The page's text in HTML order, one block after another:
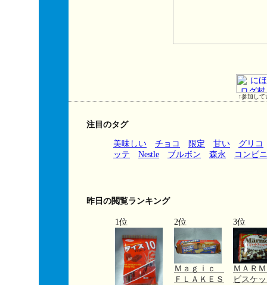
↑参加して
注目のタグ
美味しい チョコ 限定 甘い
グリコ
ッテ
Nestle ブルボン 森永 コンビニ
昨日の閲覧ランキング
1位 2位
Ｍａｇｉｃ
ＦＬＡＫＥＳ
3位
ＭＡＲ
ビスケ